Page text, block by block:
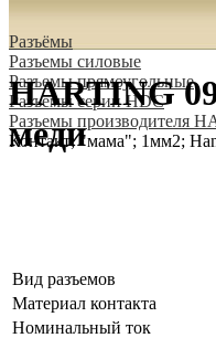
Разъёмы
Разъeмы силовые
Разъeмы прямоугольные
Разъeмы серии HDC
Разъeмы производителя
Контакт; "мама"; 1мм2;
HARTING
меди
Вид разъемов
Материал контакта
Номинальный ток